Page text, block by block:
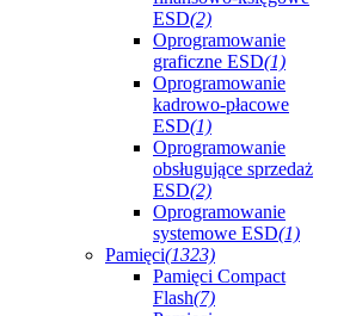
ESD(2)
Oprogramowanie
graficzne ESD(1)
Oprogramowanie
kadrowo-płacowe
ESD(1)
Oprogramowanie
obsługujące sprzedaż
ESD(2)
Oprogramowanie
systemowe ESD(1)
Pamięci(1323)
Pamięci Compact
Flash(7)